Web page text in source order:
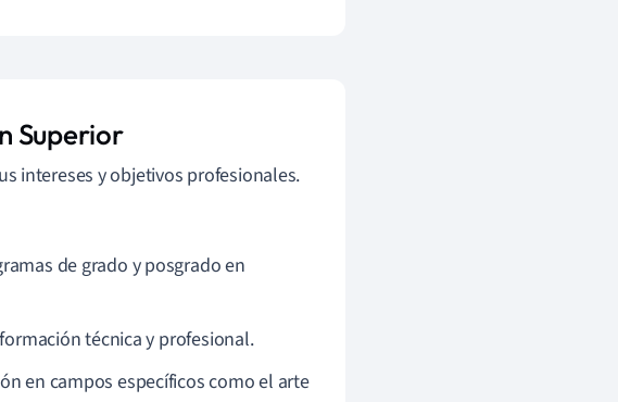
Superior
intereses y objetivos profesionales.
de grado y posgrado en
técnica y profesional.
en campos específicos como el arte